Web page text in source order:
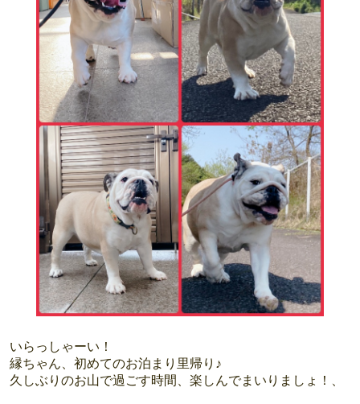
いらっしゃーい！
縁ちゃん、初めてのお泊まり里帰り♪
久しぶりのお山で過ごす時間、楽しんでまいりましょ！、